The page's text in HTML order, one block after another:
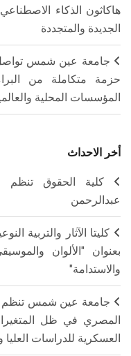
هاكاثون الذكاء
الجديدة والمتجددة
جامعة عين شمس تواصل
حزمة متكاملة من
المؤسسات المحلية
أخر الاحداث
كلية الحقوق تنظم
عبدالرحمن
كليتا الآثار والتربية
بعنوان "الألوان
والاستدامة"
جامعة عين شمس تنظم
المصري في ظل
العسكرية للدراسات العليا